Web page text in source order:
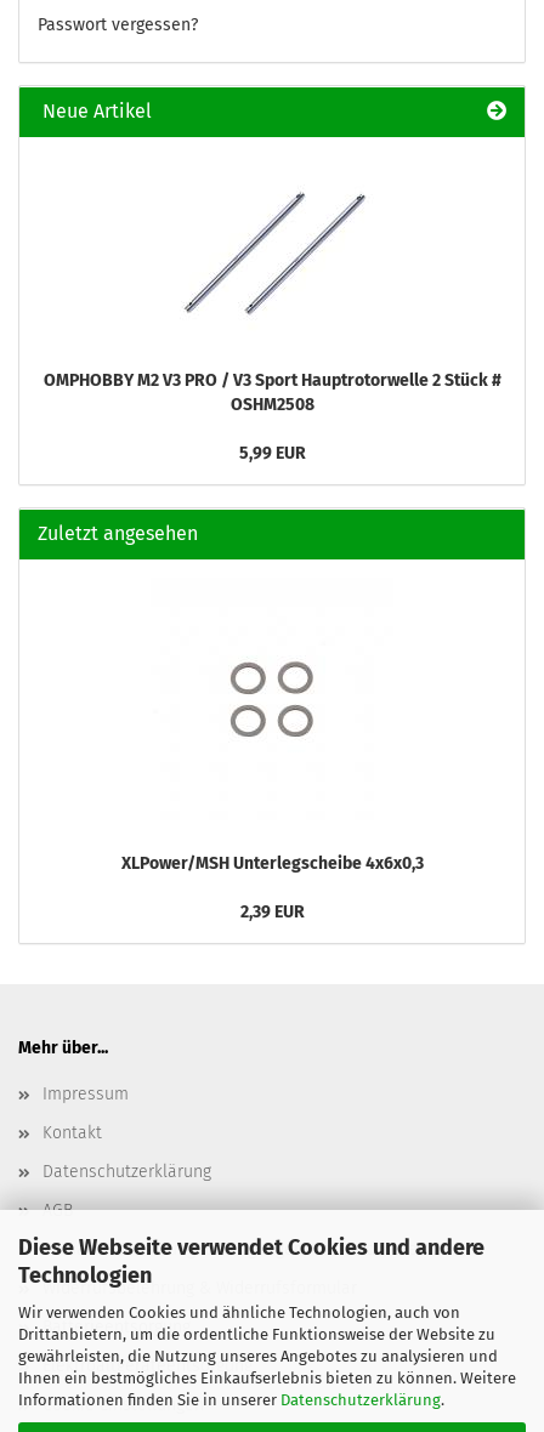
Diese Webseite verwendet Cookies und andere
Technologien
Wir verwenden Cookies und ähnliche Technologien, auch von
Drittanbietern, um die ordentliche Funktionsweise der Website zu
gewährleisten, die Nutzung unseres Angebotes zu analysieren und
Ihnen ein bestmögliches Einkaufserlebnis bieten zu können. Weitere
Informationen finden Sie in unserer Datenschutzerklärung.
Passwort vergessen?
Neue Artikel
OMPHOBBY M2 V3 PRO / V3 Sport Hauptrotorwelle 2 Stück #
OSHM2508
5,99 EUR
Zuletzt angesehen
XLPower/MSH Unterlegscheibe 4x6x0,3
2,39 EUR
Mehr über...
Impressum
Kontakt
Datenschutzerklärung
AGB
Versand- & Zahlungsbedingungen, Versandkosten
Widerrufsbelehrung & Widerrufsformular
Batterieentsorgung
Elektroaltgeräteentsorgung
Cookie Einstellungen